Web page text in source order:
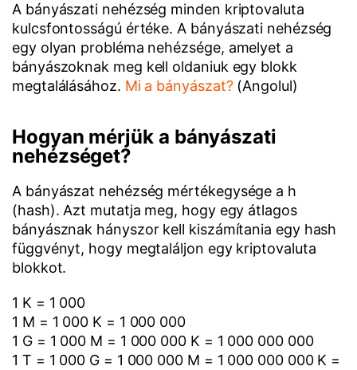
A bányászati nehézség minden kriptovaluta
kulcsfontosságú értéke. A bányászati nehézség
egy olyan probléma nehézsége, amelyet a
bányászoknak meg kell oldaniuk egy blokk
megtalálásához. Mi a bányászat?(Angolul)
Hogyan mérjük a bányászati
nehézséget?
A bányászat nehézség mértékegysége a h
(hash). Azt mutatja meg, hogy egy átlagos
bányásznak hányszor kell kiszámítania egy hash
függvényt, hogy megtaláljon egy kriptovaluta
blokkot.
1 K = 1 000
1 M = 1 000 K = 1 000 000
1 G = 1 000 M = 1 000 000 K = 1 000 000 000
1 T = 1 000 G = 1 000 000 M = 1 000 000 000 K =